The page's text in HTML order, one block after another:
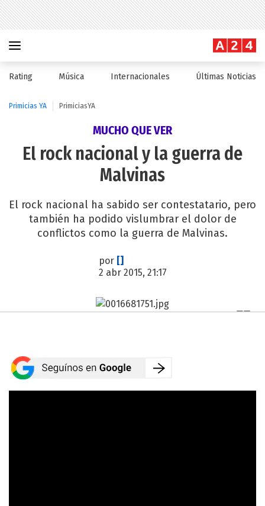
Rating Música Internacionales Últimas Noticias
Primicias YA PrimiciasYA
MUCHO QUE VER
El rock nacional y la guerra de
Malvinas
El rock nacional ha sabido ser contestatario, pero
también ha podido vislumbrar el dolor de
conflictos como la guerra de Malvinas.
por []
2 abr 2015, 21:17